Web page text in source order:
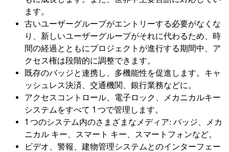
ます。
古いユーザーグループがエントリーする必要がなくな
り、新しいユーザーグループがそれに代わるため、時
間の経過とともにプロジェクトが進行する期間中、ア
クセス権は段階的に調整できます。
既存のバッジと連携し、多機能性を促進します。キャ
ッシュレス決済、交通機関、銀行業務などに。
アクセスコントロール、電子ロック、メカニカルキー
システムをすべて 1 つで管理します。
1 つのシステム内のさまざまなメディア: バッジ、メカ
ニカル キー、スマート キー、スマートフォンなど。
ビデオ、警報、建物管理システムとのインターフェー